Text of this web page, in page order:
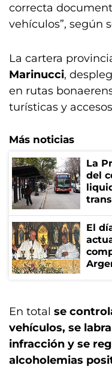
correcta
vehículos”, según
La cartera
Marinucci,
en rutas
turísticas y
Más noticias
La
del
El
En total se
vehículos, se
infracción y se
alcoholemias